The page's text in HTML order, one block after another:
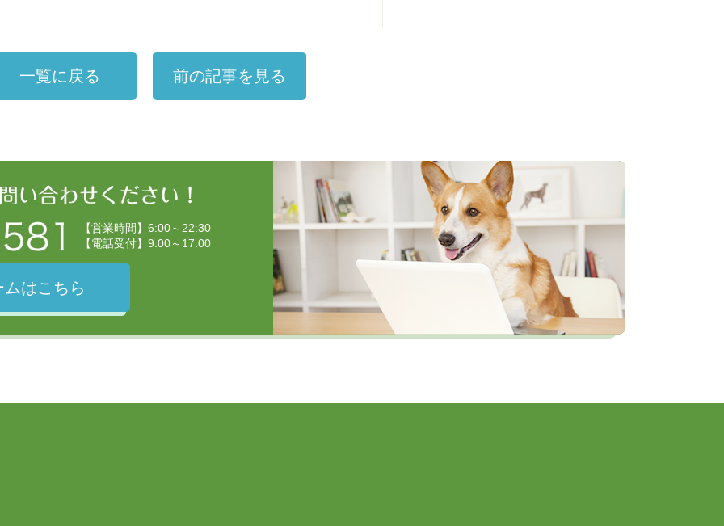
一覧に戻る 前の記事を見る
【営業時間】6:00～22:30
【電話受付】9:00～17:00
はこちら